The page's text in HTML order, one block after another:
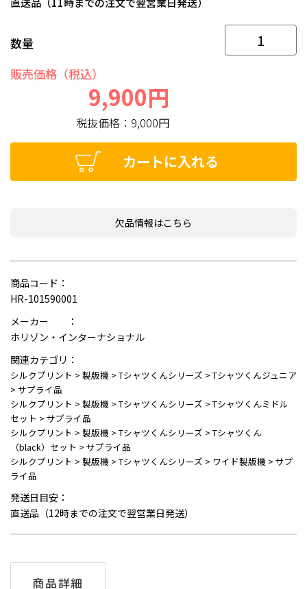
数量
販売価格（税込）
9,900円
税抜価格： 9,000円
カートに入れる
欠品情報はこちら
商品コード：
HR-101590001
メーカー ：
ホリゾン・インターナショナル
関連カテゴリ：
シルクプリント > 製版機 > Tシャツくんシリーズ > Tシャツくんジュニア
> サプライ品
シルクプリント > 製版機 > Tシャツくんシリーズ > Tシャツくんミドル
セット > サプライ品
シルクプリント > 製版機 > Tシャツくんシリーズ > Tシャツくん
（black）セット > サプライ品
シルクプリント > 製版機 > Tシャツくんシリーズ > ワイド製版機 > サプ
ライ品
発送日目安：
直送品（12時までの注文で翌営業日発送）
商品詳細